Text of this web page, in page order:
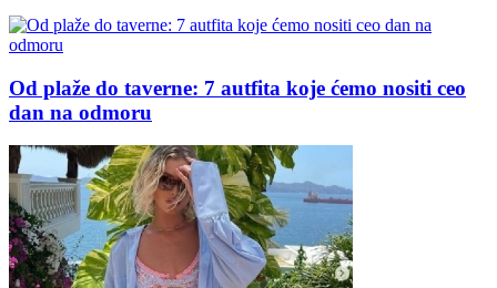
Od plaže do taverne: 7 autfita koje ćemo nositi ceo
dan na odmoru